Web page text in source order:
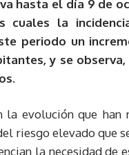
hasta el día 9 de
cuales la
periodo un
y se observa,
la evolución que han
riesgo elevado que
la necesidad de